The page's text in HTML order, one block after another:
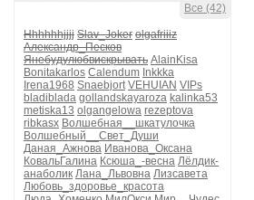
Все (42)
Hhhhhhjjjj Slav_Joker olgafriiiz
Александр_Песков
Янебудулюбвискрывать AlainKisa
Bonitakarlos Calendum Inkkka
Irena1968 Snaebjort VEHUIAN VIPs
bladiblada gollandskayaroza kalinka53
metiska13 olgangelowa rezeptova
ribkasx Волшебная__шкатулочка
Волшебный__Свет_Души
Даная_Ажнова Иванова_Оксана
КовальГалина Ксюша_-весна Лёлдик-
анаболик Лана_Львовна Лизсавета
Любовь_здоровье_красота